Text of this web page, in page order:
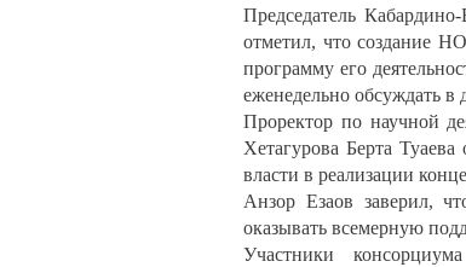
Председатель
отметил, что создание
программу его
еженедельно обсуждать
Проректор по научной
Хетагурова Берта
власти в реализации
Анзор Езаов заверил,
оказывать всемерную
Участники